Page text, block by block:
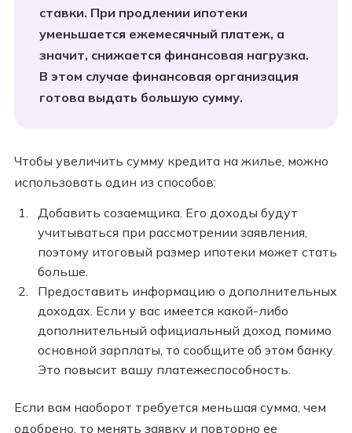
ставки. При продлении ипотеки
уменьшается ежемесячный платеж, а
значит, снижается финансовая нагрузка.
В этом случае финансовая организация
готова выдать большую сумму.
Чтобы увеличить сумму кредита на жилье, можно
использовать один из способов:
Добавить созаемщика. Его доходы будут
учитываться при рассмотрении заявления,
поэтому итоговый размер ипотеки может стать
больше.
Предоставить информацию о дополнительных
доходах. Если у вас имеется какой-либо
дополнительный официальный доход помимо
основной зарплаты, то сообщите об этом банку.
Это повысит вашу платежеспособность.
Если вам наоборот требуется меньшая сумма, чем
одобрено, то менять заявку и повторно ее